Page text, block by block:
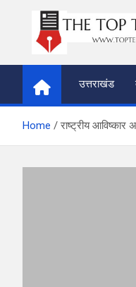
thetoptennews.com
उत्तराखंड
Home राष्ट्रीय